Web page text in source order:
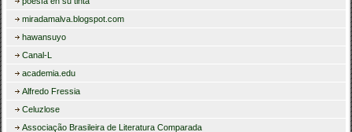
miradamalva.blogspot.com
hawansuyo
Canal-L
academia.edu
Alfredo Fressia
Celuzlose
Associação Brasileira de Literatura Comparada